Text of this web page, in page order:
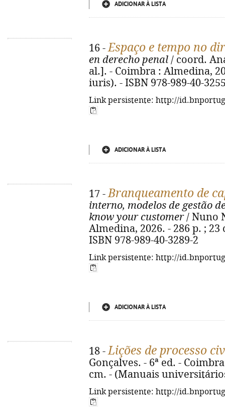
ADICIONAR À LISTA
16 -Espaço e tempo no
en derecho penal / coord.
al.]. - Coimbra : Almedina,
iuris). - ISBN 978-989-40-
Link persistente: http://
ADICIONAR À LISTA
17 -Branqueamento de
interno, modelos de gestão
know your customer/ Nuno
Almedina, 2026. - 286 p. ;
ISBN 978-989-40-3289-2
Link persistente: http://
ADICIONAR À LISTA
18 -Lições de processo
Gonçalves. - 6ª ed. -
cm. - (Manuais
Link persistente: http://